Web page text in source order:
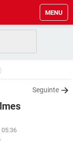
MENU
Seguinte
05:36